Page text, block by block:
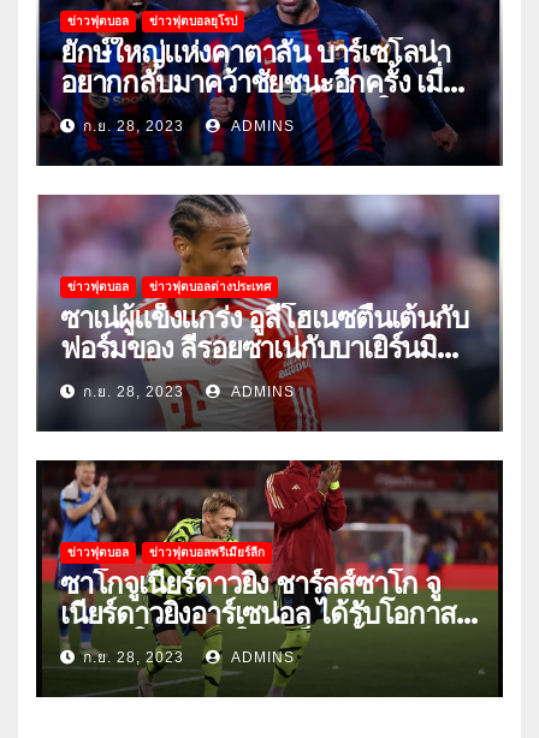
ข่าวฟุตบอล ข่าวฟุตบอลยุโรป
ยักษ์ใหญ่แห่งคาตาลัน บาร์เซโลน่า
อยากกลับมาคว้าชัยชนะอีกครั้ง เมื่อ
พวกเขาเปิดบ้านรับมือเซบีย่าในลีก
ก.ย. 28, 2023 ADMINS
ข่าวฟุตบอล ข่าวฟุตบอลต่างประเทศ
ซาเน่ผู้แข็งแกร่ง อูลี่โฮเนซตื่นเต้นกับ
ฟอร์มของ ลีรอยซาเน่กับบาเยิร์นมิ
วนิคก.ย. 28, 2023 ADMINS
ข่าวฟุตบอล ข่าวฟุตบอลพรีเมียร์ลีก
ซาโกจูเนียร์ดาวยิง ชาร์ลส์ซาโก จู
เนียร์ดาวยิงอาร์เซน่อล ได้รับโอกาส
ลงเล่นให้ทีมชุดใหญ่เป็นครั้งแรก
ก.ย. 28, 2023 ADMINS